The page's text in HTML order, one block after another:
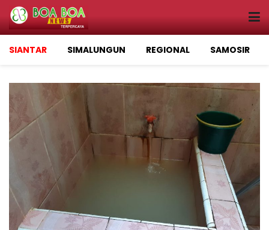
SIANTAR SIMALUNGUN REGIONAL SAMOSIR